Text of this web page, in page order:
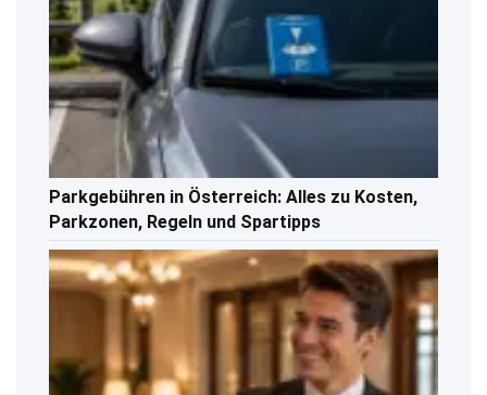
Parkgebühren in Österreich: Alles zu Kosten,
Parkzonen, Regeln und Spartipps